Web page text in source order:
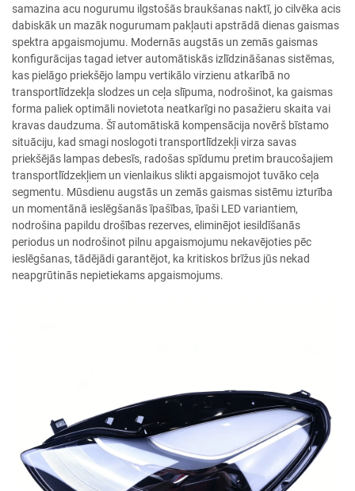
samazina acu nogurumu ilgstošās braukšanas naktī, jo cilvēka acis
dabiskāk un mazāk nogurumam pakļauti apstrādā dienas gaismas
spektra apgaismojumu. Modernās augstās un zemās gaismas
konfigurācijas tagad ietver automātiskās izlīdzināšanas sistēmas,
kas pielāgo priekšējo lampu vertikālo virzienu atkarībā no
transportlīdzekļa slodzes un ceļa slīpuma, nodrošinot, ka gaismas
forma paliek optimāli novietota neatkarīgi no pasažieru skaita vai
kravas daudzuma. Šī automātiskā kompensācija novērš bīstamo
situāciju, kad smagi noslogoti transportlīdzekļi virza savas
priekšējās lampas debesīs, radošas spīdumu pretim braucošajiem
transportlīdzekļiem un vienlaikus slikti apgaismojot tuvāko ceļa
segmentu. Mūsdienu augstās un zemās gaismas sistēmu izturība
un momentānā ieslēgšanās īpašības, īpaši LED variantiem,
nodrošina papildu drošības rezerves, eliminējot iesildīšanās
periodus un nodrošinot pilnu apgaismojumu nekavējoties pēc
ieslēgšanas, tādējādi garantējot, ka kritiskos brīžus jūs nekad
neapgrūtinās nepietiekams apgaismojums.